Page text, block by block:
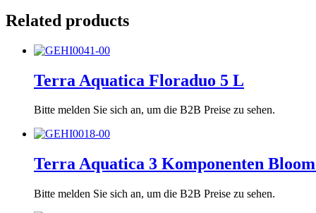
Related products
Terra Aquatica Floraduo 5 L
Bitte melden Sie sich an, um die B2B Preise zu sehen.
Terra Aquatica 3 Komponenten
Bitte melden Sie sich an, um die B2B Preise zu sehen.